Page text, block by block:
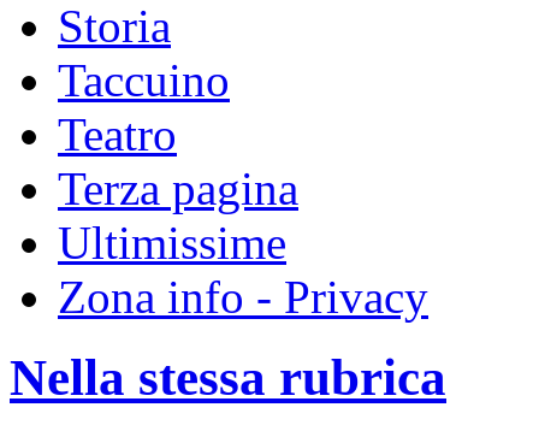
Storia
Taccuino
Teatro
Terza pagina
Ultimissime
Zona info - Privacy
Nella stessa rubrica